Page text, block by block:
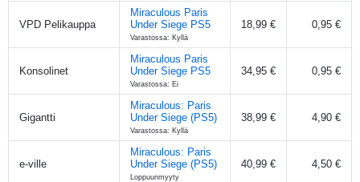
VPD Pelikauppa
Miraculous Paris
Under Siege PS5
Varastossa: Kyllä
18,99 € 0,95 €
Konsolinet
Miraculous Paris
Under Siege PS5
Varastossa: Ei
34,95 € 0,95 €
Gigantti
Miraculous: Paris
Under Siege (PS5)
Varastossa: Kyllä
38,99 € 4,90 €
e-ville
Miraculous: Paris
Under Siege (PS5)
Loppuunmyyty
40,99 € 4,50 €